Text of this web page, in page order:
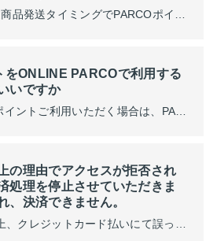
をONLINE PARCOで利用する
いですか
の理由でアクセスが拒否され
処理を停止させていただきま
、決済できません。